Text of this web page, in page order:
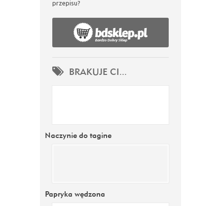
przepisu?
BRAKUJE CI...
Naczynie do tagine
Papryka wędzona